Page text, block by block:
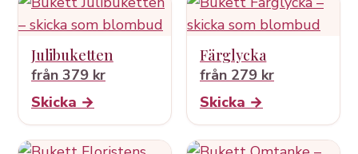
Julibuketten
från 379 kr
Skicka →
Färglycka
från 279 kr
Skicka →